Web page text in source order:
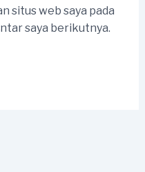
situs web saya pada
saya berikutnya.